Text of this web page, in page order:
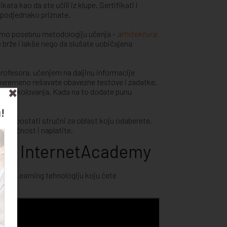
kao da ste učili iz klupe. Sertifikati i
priznate.
posebnu metodologiju učenja - arhitektura
brže i lakše nego da slušate uobičajena
učenjem na daljinu informacije
rešavate obavezne testove i zadatke.
školovanja. Kada na to dodate punu
i postati stručni za oblast koju odaberete.
stručnost i naplatite.
InternetAcademy
e-Learning tehnologiju koju ćete